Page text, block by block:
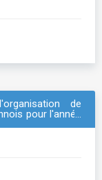
de
pour l'année